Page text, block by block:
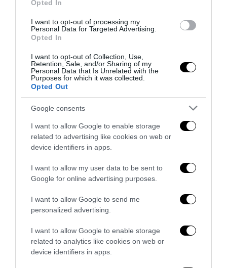
Opted In
I want to opt-out of processing my
Personal Data for Targeted Advertising.
Opted In
I want to opt-out of Collection, Use,
Retention, Sale, and/or Sharing of my
Personal Data that Is Unrelated with the
Purposes for which it was collected.
Opted Out
Google consents
I want to allow Google to enable storage
related to advertising like cookies on web or
device identifiers in apps.
I want to allow my user data to be sent to
Google for online advertising purposes.
I want to allow Google to send me
personalized advertising.
I want to allow Google to enable storage
related to analytics like cookies on web or
device identifiers in apps.
Inghilterra-Argentina, molto più di una partita
Senso del sacro, fiuto del gol: Mikel Merino e una